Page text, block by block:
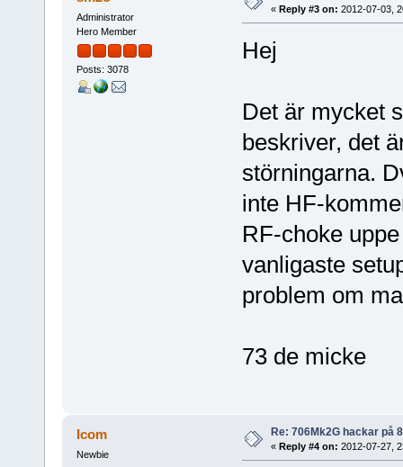
Administrator
Hero Member
Posts: 3078
« Reply #3 on: 2012-07-03,
Hej
Det är mycket
beskriver, det
störningarna.
inte HF-
RF-choke
vanligaste
problem om
73 de micke
Icom
Newbie
Re: 706Mk2G hackar på
« Reply #4 on: 2012-07-27,